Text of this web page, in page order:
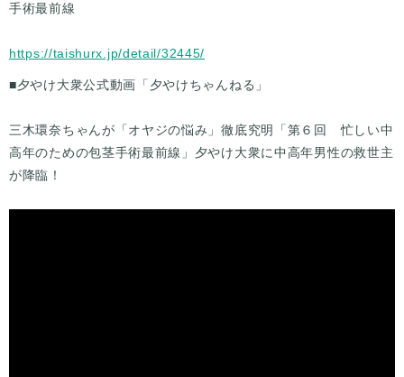
手術最前線
https://taishurx.jp/detail/32445/
■夕やけ大衆公式動画「夕やけちゃんねる」
三木環奈ちゃんが「オヤジの悩み」徹底究明「第６回 忙しい中
高年のための包茎手術最前線」夕やけ大衆に中高年男性の救世主
が降臨！